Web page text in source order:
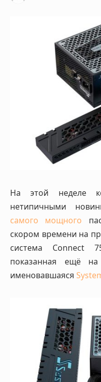
На этой неделе
нетипичными
самого мощного
скором времени на
система Connect
показанная ещё
именовавшаяся